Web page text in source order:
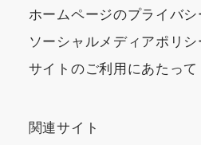
ホームページのプライバ
ソーシャルメディアポリシ
サイトのご利用にあたって
関連サイト